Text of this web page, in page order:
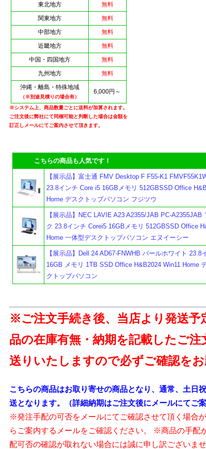
東北地方
無料
関東地方
無料
中部地方
無料
近畿地方
無料
中国・四国地方
無料
九州地方
無料
沖縄・離島・特殊地域
（※別途見積りの場合有）
6,000円～
※システム上、商品数量ごとに送料が加算されます。
ご注文後に弊社にて同梱可能と判断した場合は金額を
訂正しメールにてご案内させて頂きます。
こちらの商品も人気です！
【展示品】富士通 FMV Desktop F F55-K1
23.8インチ Core i5 16GBメモリ 512GBSSD Office
Home デスクトップパソコン フジツウ
【展示品】NEC LAVIE A23 A2355/JAB PC-A2355JAB
ク 23.8インチ Corei5 16GBメモリ 512GBSSD Office
Home 一体型デスクトップパソコン エヌイーシー
【展示品】Dell 24 AD67-FNWHB パールホワイト 23.8
16GB メモリ 1TB SSD Office H&B2024 Win11 Home
クトップパソコン
※ご注文手続き後、当店より発送予
品の在庫有無・納期を記載したご注
送りいたしますので必ずご確認をお
こちらの商品はお取り寄せの商品となり、通常、土日
送となります。（詳細納期はご注文後にメールにてご案
※発注手配の可否をメールにてご確認させて頂く場合
らご案内するメールをご確認ください。 ※商品の手配
配可否の確認が取れない場合には誠に申し訳ございま